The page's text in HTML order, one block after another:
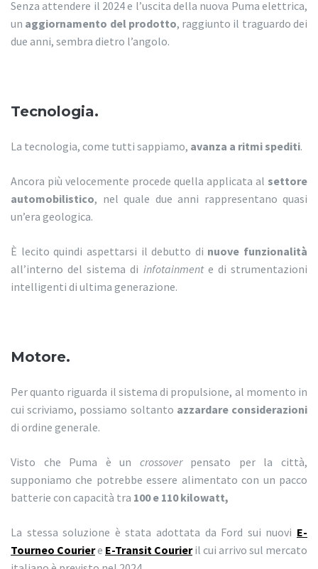
Senza attendere il 2024 e l’uscita della nuova Puma elettrica,
un aggiornamento del prodotto, raggiunto il traguardo dei
due anni, sembra dietro l’angolo.
Tecnologia.
La tecnologia, come tutti sappiamo, avanza a ritmi spediti.
Ancora più velocemente procede quella applicata al settore
automobilistico, nel quale due anni rappresentano quasi
un’era geologica.
È lecito quindi aspettarsi il debutto di nuove funzionalità
all’interno del sistema di infotainmente di strumentazioni
intelligenti di ultima generazione.
Motore.
Per quanto riguarda il sistema di propulsione, al momento in
cui scriviamo, possiamo soltanto azzardare considerazioni
di ordine generale.
Visto che Puma è un crossoverpensato per la città,
supponiamo che potrebbe essere alimentato con un pacco
batterie con capacità tra 100 e 110 kilowatt,
La stessa soluzione è stata adottata da Ford sui nuovi E-
Tourneo Couriere E-Transit Courieril cui arrivo sul mercato